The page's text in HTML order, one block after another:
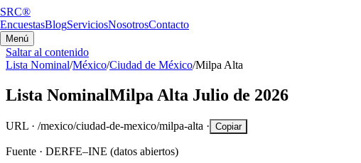
SRC®
EncuestasBlogServiciosNosotrosContacto
Menú
Saltar al contenido
Lista Nominal/México/Ciudad de México/Milpa Alta
Lista NominalMilpa Alta Julio de 2026
URL · /mexico/ciudad-de-mexico/milpa-alta · Copiar
Fuente · DERFE–INE (datos abiertos)